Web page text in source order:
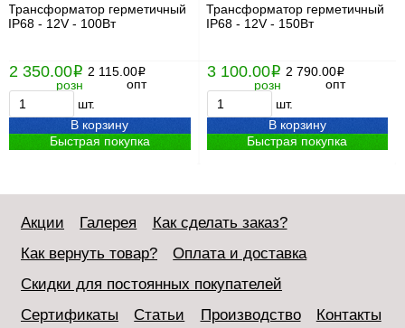
Трансформатор герметичный
IP68 - 12V - 100Вт
2 350.00i
розн
2 115.00i
опт
шт.
В корзину
Быстрая покупка
Трансформатор герметичный
IP68 - 12V - 150Вт
3 100.00i
розн
2 790.00i
опт
шт.
В корзину
Быстрая покупка
Акции Галерея
Как сделать заказ?
Как вернуть товар?
Оплата и доставка
Скидки для постоянных покупателей
Сертификаты
Статьи Производство Контакты